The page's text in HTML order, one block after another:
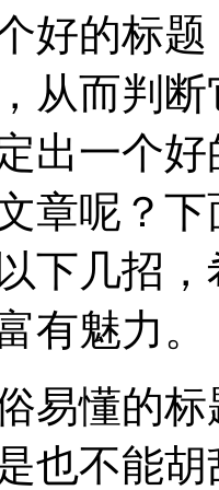
好的标
从而判
出一个
章呢？下
下几招
有魅力。
懂的标
也不能